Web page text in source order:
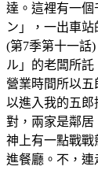
達。這裡有一個
ン」，一出車
(第7季第十一話
ル」的老闆所
營業時間所以
以進入我的五郎
對，兩家是鄰
神上有一點戰戰
進餐廳。不，連